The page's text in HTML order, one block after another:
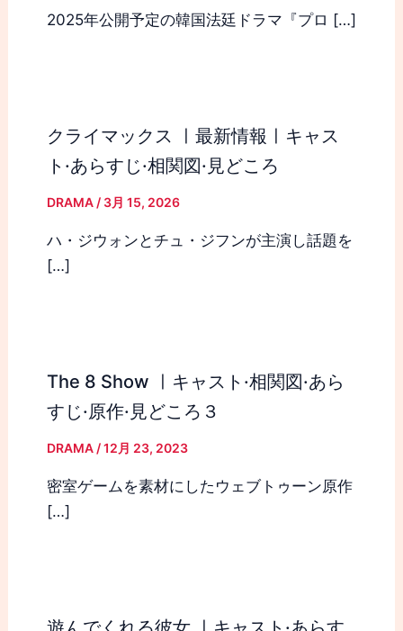
2025年公開予定の韓国法廷ドラマ『プロ […]
クライマックス ㅣ最新情報ㅣキャス
ト·あらすじ·相関図·見どころ
DRAMA/ 3月 15, 2026
ハ・ジウォンとチュ・ジフンが主演し話題を
[…]
The 8 Show ㅣキャスト·相関図·あら
すじ·原作·見どころ３
DRAMA/12月 23, 2023
密室ゲームを素材にしたウェブトゥーン原作
[…]